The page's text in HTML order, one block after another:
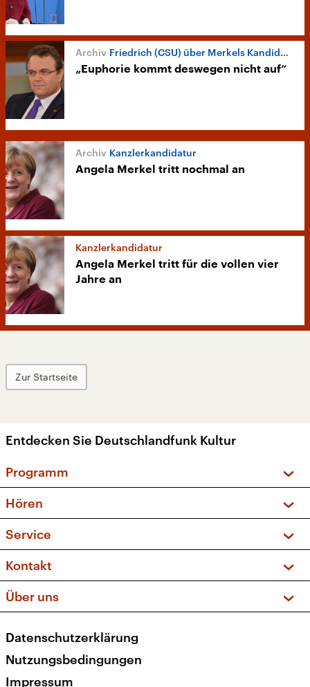
Friedrich (CSU) über Merkels Kandidatur
„Euphorie kommt deswegen nicht auf“
Kanzlerkandidatur
Angela Merkel tritt nochmal an
Kanzlerkandidatur
Angela Merkel tritt für die vollen vier
Jahre an
Zur Startseite
Entdecken Sie Deutschlandfunk Kultur
Programm
Sendungen und Podcasts
Musikliste
Kakadu – Das Kinderprogramm
Hören
Frequenzen (UKW + DAB+)
Service
FAQ
Apps
Newsletter
Kontakt
Social Media
Über uns
Presse
Karriere
Datenschutzerklärung
Nutzungsbedingungen
Impressum